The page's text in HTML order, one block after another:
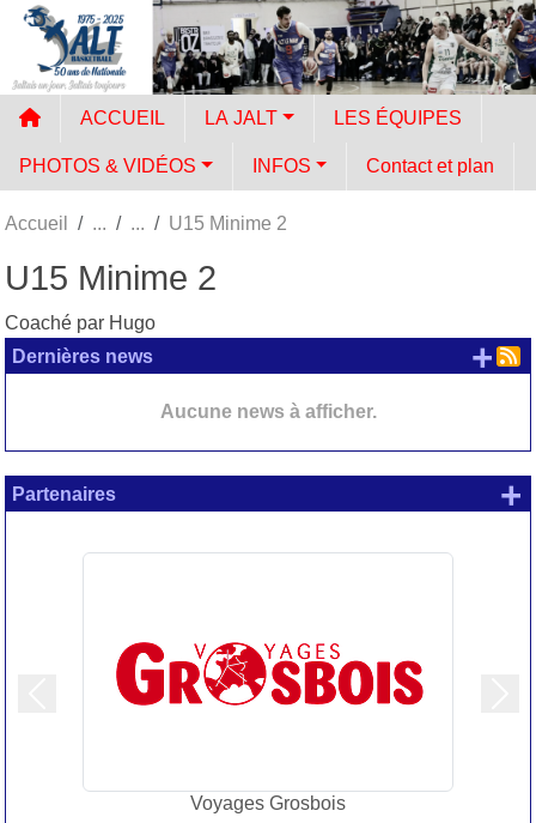
ACCUEIL LA JALT LES ÉQUIPES
PHOTOS & VIDÉOS INFOS Contact et plan
Accueil U15 Minime 2
U15 Minime 2
Coaché par Hugo
Dernières news
Aucune news à afficher.
+
Partenaires
Voyages Grosbois
+
Panneau de gestion des cookies